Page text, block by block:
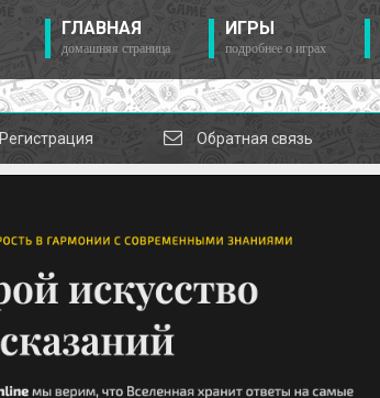
ГЛАВНАЯ
домашняя страница
ИГРЫ
подробнее о играх
Регистрация Обратная связь